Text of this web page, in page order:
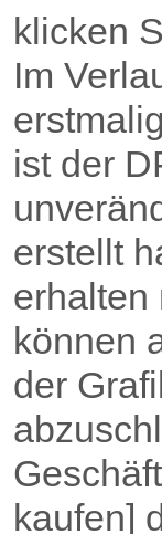
klicken
Im
ist der
erstellt
erhalten
können
der
kaufen]